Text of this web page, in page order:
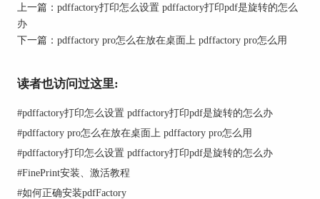
图2：各种页面标记类型
上一篇： pdffactory打印怎么设置 pdffactory打印pdf是旋转的怎么
办
下一篇： pdffactory pro怎么在放在桌面上 pdffactory pro怎么用
读者也访问过这里:
#pdffactory打印怎么设置 pdffactory打印pdf是旋转的怎么办
#pdffactory pro怎么在放在桌面上 pdffactory pro怎么用
#pdffactory打印怎么设置 pdffactory打印pdf是旋转的怎么办
#FinePrint安装、激活教程
#如何正确安装pdfFactory